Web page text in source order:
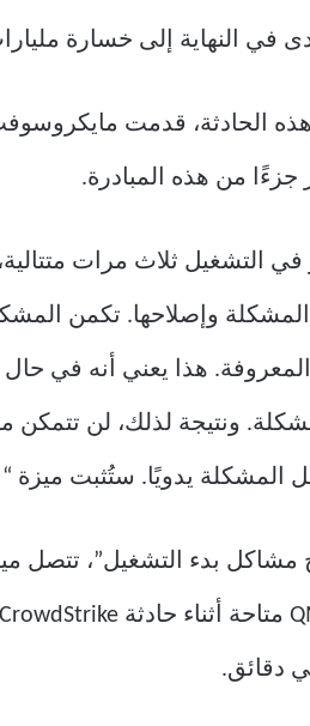
في النهاية إلى خسارة
جزءًا من هذه المبادرة.
المشكلة وإصلاحها. تكمن
ونتيجة لذلك، لن
يدويًا. ستُثبت ميزة
دقائق.